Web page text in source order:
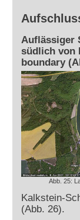
Auflässiger
südlich von
boundary
Abb. 25:
Kalkstein-
(Abb. 26).